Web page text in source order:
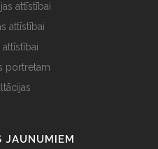
attīstībai
attīstībai
attīstībai
portretam
JAUNUMIEM